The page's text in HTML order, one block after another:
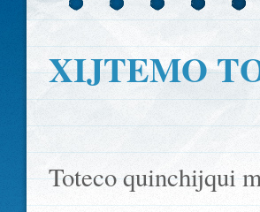
XIJTEMO
Toteco quinchijqui